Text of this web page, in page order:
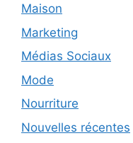
Maison
Marketing
Médias Sociaux
Mode
Nourriture
Nouvelles récentes